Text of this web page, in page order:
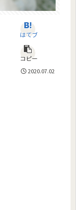
はてブ
コピー
2020.07.02